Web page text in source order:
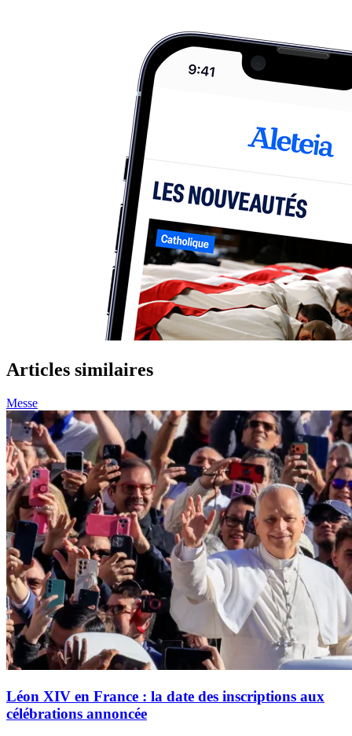
Articles similaires
Messe
Léon XIV en France : la date des inscriptions aux
célébrations annoncée